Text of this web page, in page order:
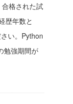
格された試
歴年数と
い。Python
勉強期間が